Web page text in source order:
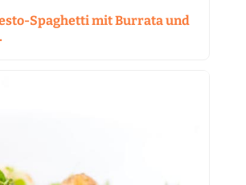
Spaghetti mit Burrata und